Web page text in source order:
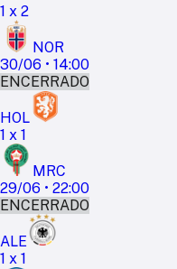
1 x 2
NOR
30/06 • 14:00
ENCERRADO
HOL
1 x 1
MRC
29/06 • 22:00
ENCERRADO
ALE
1 x 1